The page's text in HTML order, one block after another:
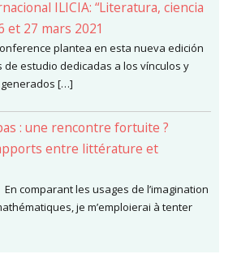
ILICIA: “Literatura, ciencia
et 27 mars 2021
plantea en esta nueva edición
estudio dedicadas a los vínculos y
[…]
: une rencontre fortuite ?
entre littérature et
comparant les usages de l’imagination
je m’emploierai à tenter